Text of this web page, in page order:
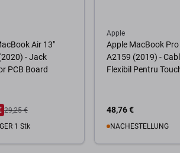
Air 13"
- Jack
PCB Board
29,25 €
1 Stk
Apple
Apple MacBook Pro
A2159 (2019) -
Flexibil Pentru
48,76 €
NACHESTELLUNG